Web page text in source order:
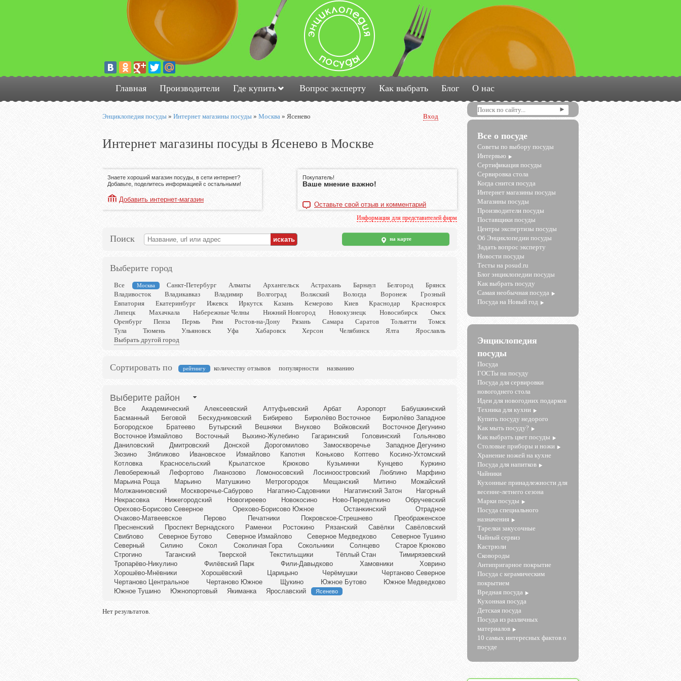
Главная Производители Где купить Вопрос эксперту Как выбрать Блог О нас
Энциклопедия посуды » Интернет магазины посуды » Москва » Ясенево Вход
Интернет магазины посуды в Ясенево в Москве
Знаете хороший магазин посуды, в сети интернет?
Добавьте, поделитесь информацией с остальными!
Добавить интернет-магазин
Покупатель!
Ваше мнение важно!
Оставьте свой отзыв и комментарий
Информация для представителей фирм
Поиск на карте
Выберите город
Все Москва Санкт-Петербург Алматы Архангельск Астрахань Барнаул Белгород
Брянск
Владивосток
Владикавказ Владимир Волгоград Волжский Вологда Воронеж
Грозный
Евпатория
Екатеринбург Ижевск Иркутск Казань Кемерово Киев Краснодар
Красноярск
Липецк
Махачкала Набережные Челны Нижний Новгород Новокузнецк Новосибирск
Омск
Оренбург
Пенза Пермь Рим Ростов-на-Дону Рязань Самара Саратов Тольятти
Томск
Тула
Тюмень Ульяновск Уфа Хабаровск Херсон Челябинск Ялта
Ярославль
Выбрать другой город
Сортировать по рейтингу количеству отзывов популярности названию
Выберите район
Все Академический Алексеевский Алтуфьевский Арбат Аэропорт
Бабушкинский
Басманный
Беговой Бескудниковский Бибирево Бирюлёво Восточное
Бирюлёво Западное
Богородское
Братеево Бутырский Вешняки Внуково Войковский
Восточное Дегунино
Восточное Измайлово
Восточный Выхино-Жулебино Гагаринский Головинский
Гольяново
Даниловский
Дмитровский Донской Дорогомилово Замоскворечье
Западное Дегунино
Зюзино
Зябликово Ивановское Измайлово Капотня Коньково Коптево
Косино-Ухтомский
Котловка
Красносельский Крылатское Крюково Кузьминки Кунцево
Куркино
Левобережный
Лефортово Лианозово Ломоносовский Лосиноостровский Люблино
Марфино
Марьина Роща
Марьино Матушкино Метрогородок Мещанский Митино
Можайский
Молжаниновский
Москворечье-Сабурово Нагатино-Садовники Нагатинский Затон
Нагорный
Некрасовка
Нижегородский Новогиреево Новокосино Ново-Переделкино
Обручевский
Орехово-Борисово Северное
Орехово-Борисово Южное Останкинский
Отрадное
Очаково-Матвеевское
Перово Печатники Покровское-Стрешнево
Преображенское
Пресненский
Проспект Вернадского Раменки Ростокино Рязанский Савёлки
Савёловский
Свиблово
Северное Бутово Северное Измайлово Северное Медведково
Северное Тушино
Северный
Силино Сокол Соколиная Гора Сокольники Солнцево
Старое Крюково
Строгино
Таганский Тверской Текстильщики Тёплый Стан
Тимирязевский
Тропарёво-Никулино
Филёвский Парк Фили-Давыдково Хамовники
Ховрино
Хорошёво-Мнёвники
Хорошёвский Царицыно Черёмушки
Чертаново Северное
Чертаново Центральное
Чертаново Южное Щукино Южное Бутово
Южное Медведково
Южное Тушино
Южнопортовый Якиманка Ярославский Ясенево
Нет результатов.
Все о посуде
Советы по выбору посуды
Интервью
Сертификация посуды
Сервировка стола
Когда снится посуда
Интернет магазины посуды
Магазины посуды
Производители посуды
Поставщики посуды
Центры экспертизы посуды
Об Энциклопедии посуды
Задать вопрос эксперту
Новости посуды
Тесты на posud.ru
Блог энциклопедии посуды
Как выбрать посуду
Самая необычная посуда
Посуда на Новый год
Энциклопедия
посуды
Посуда
ГОСТы на посуду
Посуда для сервировки
новогоднего стола
Идеи для новогодних подарков
Техника для кухни
Купить посуду недорого
Как мыть посуду?
Как выбрать цвет посуды
Столовые приборы и ножи
Хранение ножей на кухне
Посуда для напитков
Чайники
Кухонные принадлежности для
весенне-летнего сезона
Марки посуды
Посуда специального
назначения
Тарелки закусочные
Чайный сервиз
Кастрюли
Сковороды
Антипригарное покрытие
Посуда с керамическим
покрытием
Вредная посуда
Кухонная посуда
Детская посуда
Посуда из различных
материалов
10 самых интересных фактов о
посуде